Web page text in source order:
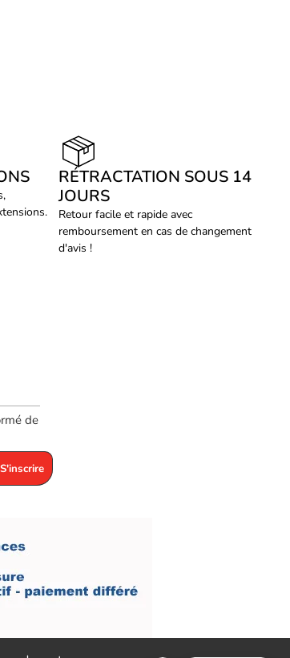
RÉTRACTATION SOUS 14
JOURS
Retour facile et rapide avec
remboursement en cas de changement
d'avis !
de
S'inscrire